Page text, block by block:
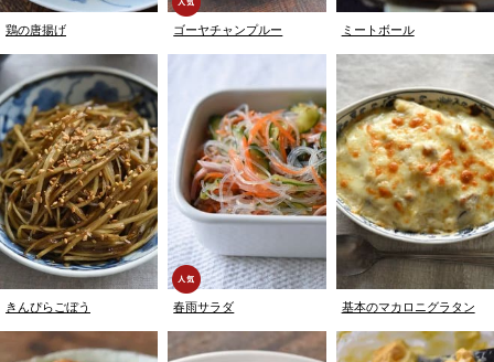
鶏の唐揚げ ゴーヤチャンプルー ミートボール
きんぴらごぼう 春雨サラダ 基本のマカロニグラタン